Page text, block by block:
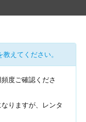
えてください。
度ご確認くださ
りますが、レンタ